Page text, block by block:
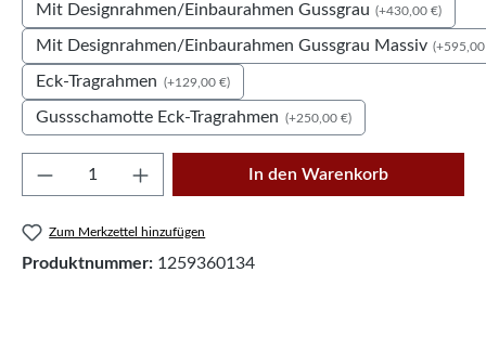
Mit Designrahmen/Einbaurahmen Gussgrau (+430,00 €)
Mit Designrahmen/Einbaurahmen Gussgrau Massiv (+595,00
Eck-Tragrahmen (+129,00 €)
Gussschamotte Eck-Tragrahmen (+250,00 €)
Produkt Anzahl: Gib den gewünschten
In den Warenkorb
Zum Merkzettel hinzufügen
Produktnummer: 1259360134